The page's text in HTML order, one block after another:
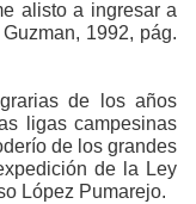
alisto a ingresar a
1992, pág.
de los años
ligas campesinas
de los grandes
de la Ley
López Pumarejo.